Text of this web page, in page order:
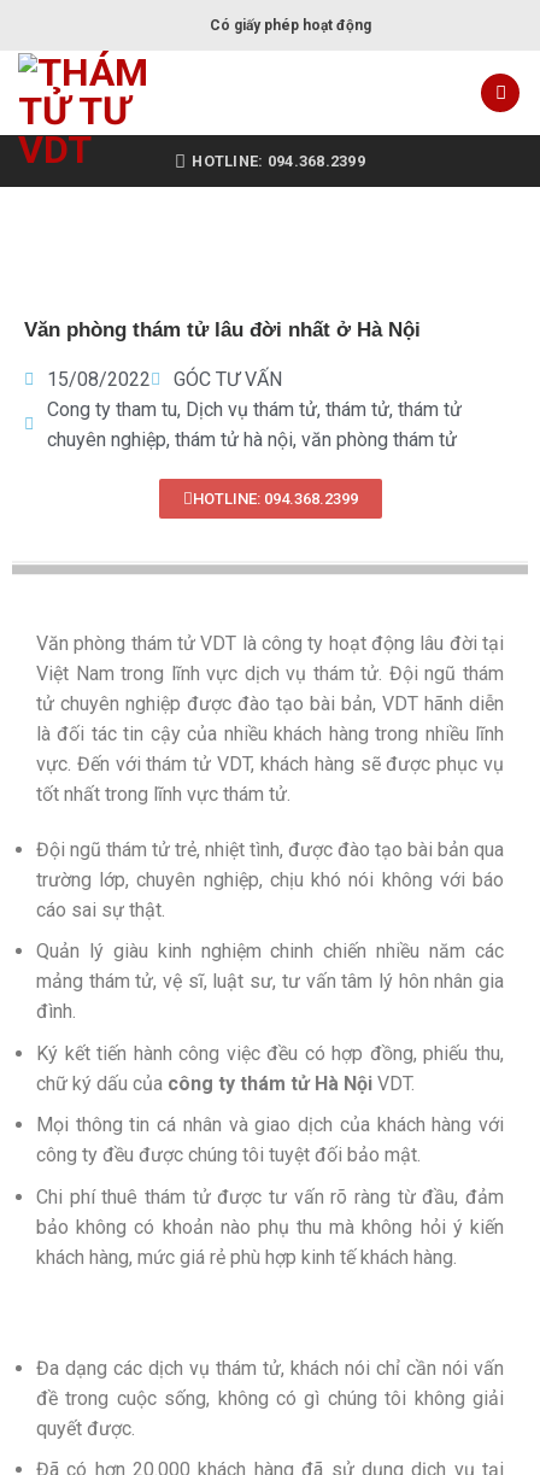
Có giấy phép hoạt động
HOTLINE: 094.368.2399
Văn phòng thám tử lâu đời nhất ở Hà Nội
15/08/2022
GÓC TƯ VẤN
Cong ty tham tu, Dịch vụ thám tử, thám tử, thám tử
chuyên nghiệp, thám tử hà nội, văn phòng thám tử
HOTLINE: 094.368.2399
Văn phòng thám tử VDT là công ty hoạt động lâu đời tại
Việt Nam trong lĩnh vực dịch vụ thám tử. Đội ngũ thám
tử chuyên nghiệp được đào tạo bài bản, VDT hãnh diễn
là đối tác tin cậy của nhiều khách hàng trong nhiều lĩnh
vực. Đến với thám tử VDT, khách hàng sẽ được phục vụ
tốt nhất trong lĩnh vực thám tử.
Đội ngũ thám tử trẻ, nhiệt tình, được đào tạo bài bản qua
trường lớp, chuyên nghiệp, chịu khó nói không với báo
cáo sai sự thật.
Quản lý giàu kinh nghiệm chinh chiến nhiều năm các
mảng thám tử, vệ sĩ, luật sư, tư vấn tâm lý hôn nhân gia
đình.
Ký kết tiến hành công việc đều có hợp đồng, phiếu thu,
chữ ký dấu của công ty thám tử Hà Nội VDT.
Mọi thông tin cá nhân và giao dịch của khách hàng với
công ty đều được chúng tôi tuyệt đối bảo mật.
Chi phí thuê thám tử được tư vấn rõ ràng từ đầu, đảm
bảo không có khoản nào phụ thu mà không hỏi ý kiến
khách hàng, mức giá rẻ phù hợp kinh tế khách hàng.
Đa dạng các dịch vụ thám tử, khách nói chỉ cần nói vấn
đề trong cuộc sống, không có gì chúng tôi không giải
quyết được.
Đã có hơn 20.000 khách hàng đã sử dụng dịch vụ tại